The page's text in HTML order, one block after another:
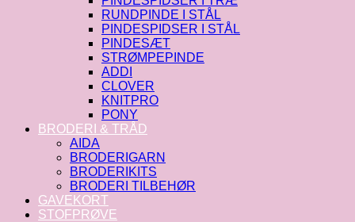
RUNDPINDE I STÅL
PINDESPIDSER I STÅL
PINDESÆT
STRØMPEPINDE
ADDI
CLOVER
KNITPRO
PONY
BRODERI & TRÅD
AIDA
BRODERIGARN
BRODERIKITS
BRODERI TILBEHØR
GAVEKORT
STOFPRØVE